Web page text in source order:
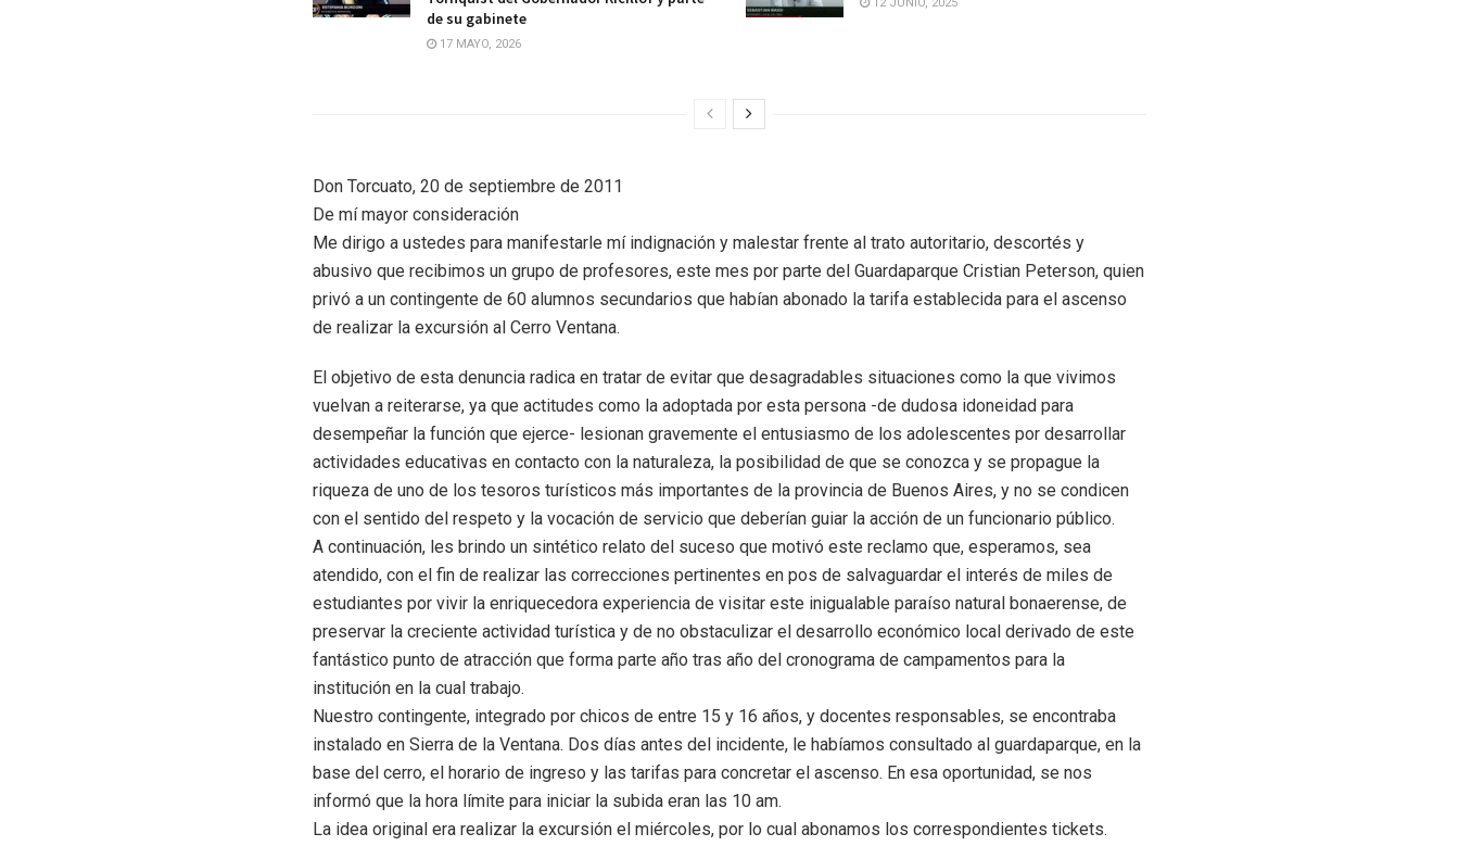
de su gabinete
17 MAYO, 2026
12 JUNIO, 2025
Don Torcuato, 20 de septiembre de 2011
De mí mayor consideración
Me dirigo a ustedes para manifestarle mí indignación y malestar frente al trato autoritario, descortés y
abusivo que recibimos un grupo de profesores, este mes por parte del Guardaparque Cristian Peterson, quien
privó a un contingente de 60 alumnos secundarios que habían abonado la tarifa establecida para el ascenso
de realizar la excursión al Cerro Ventana.
El objetivo de esta denuncia radica en tratar de evitar que desagradables situaciones como la que vivimos
vuelvan a reiterarse, ya que actitudes como la adoptada por esta persona -de dudosa idoneidad para
desempeñar la función que ejerce- lesionan gravemente el entusiasmo de los adolescentes por desarrollar
actividades educativas en contacto con la naturaleza, la posibilidad de que se conozca y se propague la
riqueza de uno de los tesoros turísticos más importantes de la provincia de Buenos Aires, y no se condicen
con el sentido del respeto y la vocación de servicio que deberían guiar la acción de un funcionario público.
A continuación, les brindo un sintético relato del suceso que motivó este reclamo que, esperamos, sea
atendido, con el fin de realizar las correcciones pertinentes en pos de salvaguardar el interés de miles de
estudiantes por vivir la enriquecedora experiencia de visitar este inigualable paraíso natural bonaerense, de
preservar la creciente actividad turística y de no obstaculizar el desarrollo económico local derivado de este
fantástico punto de atracción que forma parte año tras año del cronograma de campamentos para la
institución en la cual trabajo.
Nuestro contingente, integrado por chicos de entre 15 y 16 años, y docentes responsables, se encontraba
instalado en Sierra de la Ventana. Dos días antes del incidente, le habíamos consultado al guardaparque, en la
base del cerro, el horario de ingreso y las tarifas para concretar el ascenso. En esa oportunidad, se nos
informó que la hora límite para iniciar la subida eran las 10 am.
La idea original era realizar la excursión el miércoles, por lo cual abonamos los correspondientes tickets.